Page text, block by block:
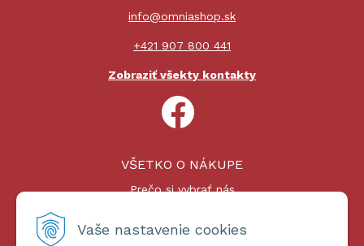
Vaše nastavenie cookies
info@omniashop.sk
+421 907 800 441
Zobraziť všekty kontakty
VŠETKO O NÁKUPE
Prečo si vybrať nás
Platby a doprava